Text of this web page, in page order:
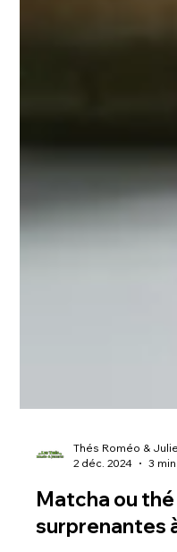
2 déc. 2024
3
Matcha ou thé